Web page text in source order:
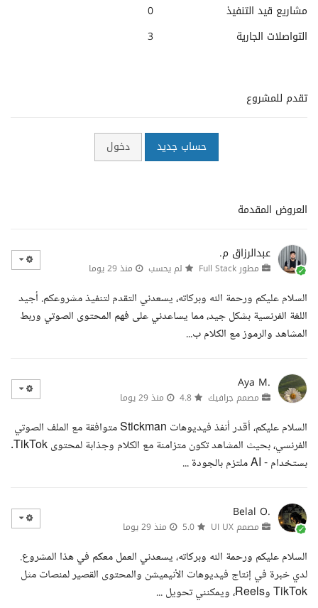
مشاريع قيد التنفيذ
0
التواصلات الجارية
3
تقدم للمشروع
حساب جديد دخول
العروض المقدمة
عبدالرزاق م.
مطور Full Stack لم يحسب منذ 29 يوما
السلام عليكم ورحمة الله وبركاته، يسعدني التقدم لتنفيذ مشروعكم. أجيد
اللغة الفرنسية بشكل جيد، مما يساعدني على فهم المحتوى الصوتي وربط
المشاهد والرموز مع الكلام ب...
Aya M.
مصمم جرافيك منذ 29 يوما
السلام عليكم، أقدر أنفذ فيديوهات Stickman متوافقة مع الملف الصوتي
الفرنسي، بحيث المشاهد تكون متزامنة مع الكلام وجذابة لمحتوى TikTok.
بستخدام - AI ملتزم بالجودة ...
Belal O.
مصمم UI UX منذ 29 يوما
السلام عليكم ورحمة الله وبركاته، يسعدني العمل معكم في هذا المشروع.
لدي خبرة في إنتاج فيديوهات الأنيميشن والمحتوى القصير لمنصات مثل
TikTok وReels، ويمكنني تحويل ...